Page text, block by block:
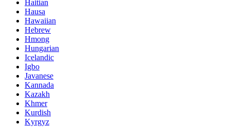
Haitian
Hausa
Hawaiian
Hebrew
Hmong
Hungarian
Icelandic
Igbo
Javanese
Kannada
Kazakh
Khmer
Kurdish
Kyrgyz